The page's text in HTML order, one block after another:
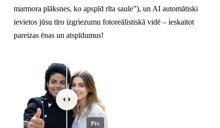
marmora plāksnes, ko apspīd rīta saule”), un AI automātiski
ievietos jūsu tīro izgriezumu fotoreālistiskā vidē – ieskaitot
pareizas ēnas un atspīdumus!
Pēc